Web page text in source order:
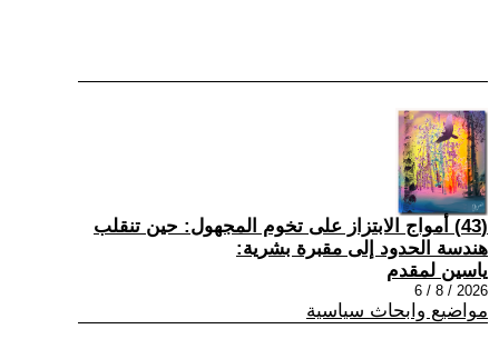
(43) أمواج الابتزاز على تخوم المجهول: حين تنقلب
هندسة الحدود إلى مقبرة بشرية:
ياسين لمقدم
2026 / 8 / 6
مواضيع وابحاث سياسية